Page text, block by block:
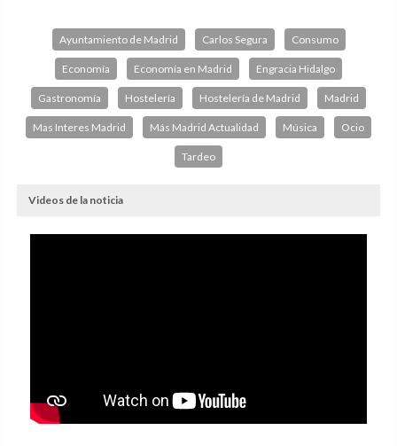
Ayuntamiento de Madrid Carlos Segura Consumo
Economía Economía en Madrid Engracia Hidalgo
Gastronomía Hostelería Hostelería de Madrid Madrid
Mas Interes Madrid Más Madrid Actualidad Música Ocio
Tardeo
Videos de la noticia